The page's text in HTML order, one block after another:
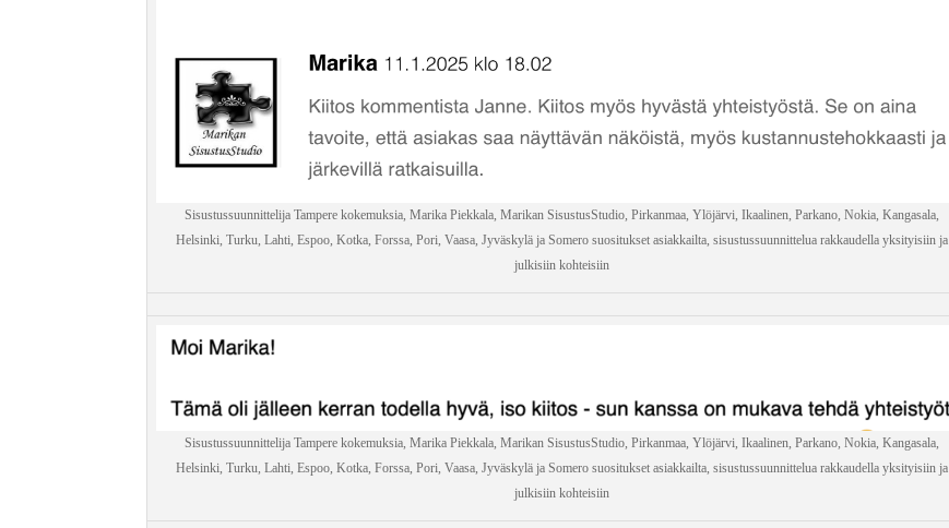
Sisustussuunnittelija Tampere kokemuksia, Marika Piekkala, Marikan SisustusStudio, Pirkanmaa, Ylöjärvi, Ikaalinen, Parkano, Nokia, Kangasala,
Helsinki, Turku, Lahti, Espoo, Kotka, Forssa, Pori, Vaasa, Jyväskylä ja Somero suositukset asiakkailta, sisustussuunnittelua rakkaudella yksityisiin ja
julkisiin kohteisiin
Sisustussuunnittelija Tampere kokemuksia, Marika Piekkala, Marikan SisustusStudio, Pirkanmaa, Ylöjärvi, Ikaalinen, Parkano, Nokia, Kangasala,
Helsinki, Turku, Lahti, Espoo, Kotka, Forssa, Pori, Vaasa, Jyväskylä ja Somero suositukset asiakkailta, sisustussuunnittelua rakkaudella yksityisiin ja
julkisiin kohteisiin